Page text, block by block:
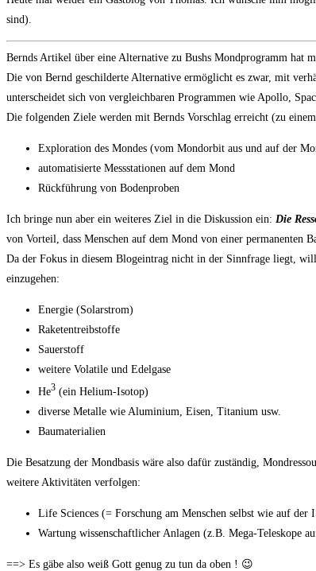
sind).
Bernds Artikel über eine Alternative zu Bushs Mondprogramm hat
Die von Bernd geschilderte Alternative ermöglicht es zwar, mit
unterscheidet sich von vergleichbaren Programmen wie Apollo,
Die folgenden Ziele werden mit Bernds Vorschlag erreicht (zu
Exploration des Mondes (vom Mondorbit aus und auf der
automatisierte Messstationen auf dem Mond
Rückführung von Bodenproben
Ich bringe nun aber ein weiteres Ziel in die Diskussion ein: Die
von Vorteil, dass Menschen auf dem Mond von einer permanenten
Da der Fokus in diesem Blogeintrag nicht in der Sinnfrage liegt,
einzugehen:
Energie (Solarstrom)
Raketentreibstoffe
Sauerstoff
weitere Volatile und Edelgase
He3 (ein Helium-Isotop)
diverse Metalle wie Aluminium, Eisen, Titanium usw.
Baumaterialien
Die Besatzung der Mondbasis wäre also dafür zuständig,
weitere Aktivitäten verfolgen:
Life Sciences (= Forschung am Menschen selbst wie auf der
Wartung wissenschaftlicher Anlagen (z.B. Mega-Teleskope
==> Es gäbe also weiß Gott genug zu tun da oben ! 😉